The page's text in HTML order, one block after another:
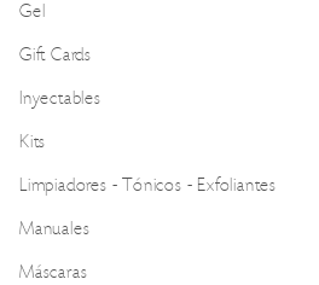
Gel
Gift Cards
Inyectables
Kits
Limpiadores - Tónicos - Exfoliantes
Manuales
Máscaras